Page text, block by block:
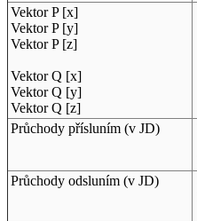
Vektor P [x]
Vektor P [y]
Vektor P [z]
Vektor Q [x]
Vektor Q [y]
Vektor Q [z]
Průchody přísluním (v JD)
Průchody odsluním (v JD)